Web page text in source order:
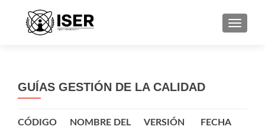
GUÍAS GESTIÓN DE LA CALIDAD
CÓDIGO
NOMBRE DEL
VERSIÓN FECHA